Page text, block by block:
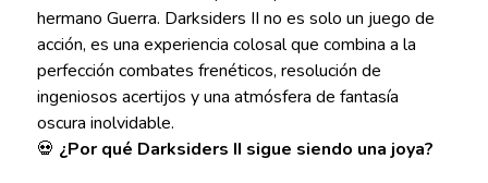
hermano Guerra. Darksiders II no es solo un juego de
acción, es una experiencia colosal que combina a la
perfección combates frenéticos, resolución de
ingeniosos acertijos y una atmósfera de fantasía
oscura inolvidable.
💀 ¿Por qué Darksiders II sigue siendo una joya?